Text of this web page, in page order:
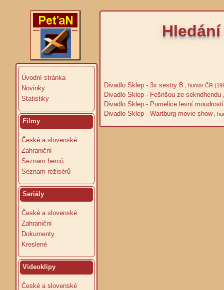
Úvodní stránka
Novinky
Statistiky
Filmy
České a slovenské
Zahraniční
Seznam herců
Seznam režisérů
Seriály
České a slovenské
Zahraniční
Dokumenty
Kreslené
Videoklipy
České a slovenské
Divadlo Sklep - 3x sestry B , humor ČR
Divadlo Sklep - Fešnšou ze sekndhendu
Divadlo Sklep - Pumelice lesní moudrosti
Divadlo Sklep - Wartburg movie show,